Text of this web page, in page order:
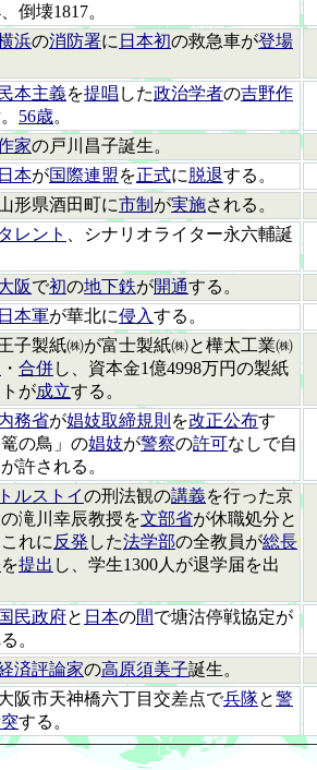
倒壊1817。
浜の消防署に 日本初の救急車が登場
民本主義を提唱 した政治学者の吉野作
56歳。
家の戸川昌子誕生。
日本が国際連盟を正式に脱退する。
形県酒田町に市制 が実施される。
タレント
、シナリオライター永六輔誕
阪で初の地下鉄が開通する。
日本軍が華北に侵入する。
子製紙㈱が富士製紙㈱と樺太工業㈱
・ 合併し、資本金1億4998万円の製紙
トが成立する。
務省が娼妓取締規則 を改正公布す
の鳥」の娼妓が警察の許可なしで自
許される。
トルストイの刑法観の講義を行った京
滝川幸辰教授を文部省が休職処分と
れに 反発 した法学部の全教員が総長
を提出 し、学生1300人が退学届を出
国民政府と 日本の間で塘沽停戦協定が
。
済評論家の高原須美子誕生。
阪市天神橋六丁目交差点で兵隊と警
する。